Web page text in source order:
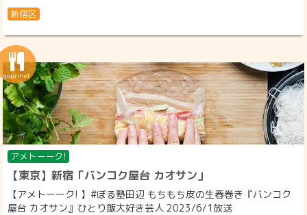
新宿区
アメトーーク!
【東京】新宿「バンコク屋台 カオサン」
【アメトーーク! 】#ぼる塾田辺 もちもち皮の生春巻き『バンコク
屋台 カオサン』ひとり飯大好き芸人 2023/6/1放送